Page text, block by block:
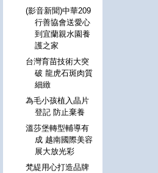
(影音新聞)中華209
行善協會送愛心
到宜蘭親水園養
護之家
台灣育苗技術大突
破 龍虎石斑肉質
細緻
為毛小孩植入晶片
登記 防止棄養
溫莎堡轉型輔導有
成 越南國際美容
展大放光彩
梵緹用心打造品牌